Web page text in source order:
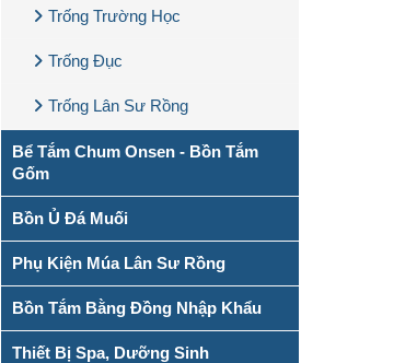
Trống Trường Học
Trống Đục
Trống Lân Sư Rồng
Bể Tắm Chum Onsen - Bồn Tắm
Gốm
Bồn Ủ Đá Muối
Phụ Kiện Múa Lân Sư Rồng
Bồn Tắm Bằng Đồng Nhập Khẩu
Thiết Bị Spa, Dưỡng Sinh